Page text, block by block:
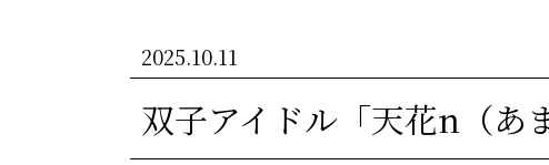
2025.10.11
双子アイドル「天花n（あ